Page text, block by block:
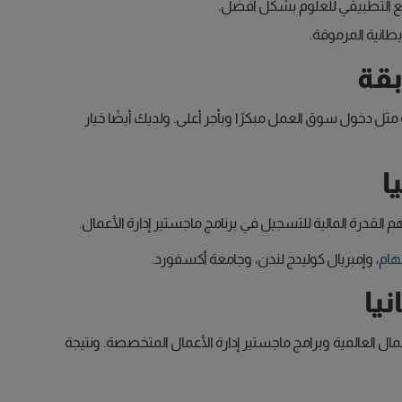
التطبيقي للعلوم بشكل أفضل.
المرموقة.
مثل دخول سوق العمل مبكرًا وبأجر أعلى. ولديك أيضًا خيار
المالية للتسجيل في برنامج ماجستير إدارة الأعمال.
، وإمبريال كوليدج لندن، وجامعة أكسفورد.
العالمية وبرامج ماجستير إدارة الأعمال المتخصصة. ونتيجة